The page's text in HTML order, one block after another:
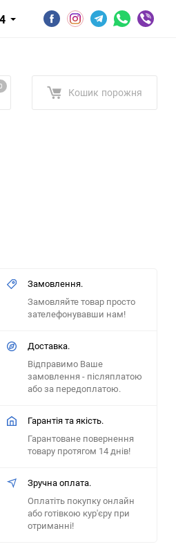
Кошик порожня
Замовлення.
Замовляйте товар просто
зателефонувавши нам!
Доставка.
Відправимо Ваше
замовлення - післяплатою
або за передоплатою.
Гарантія та якість.
Гарантоване повернення
товару протягом 14 днів!
Зручна оплата.
Оплатіть покупку онлайн
або готівкою кур'єру при
отриманні!